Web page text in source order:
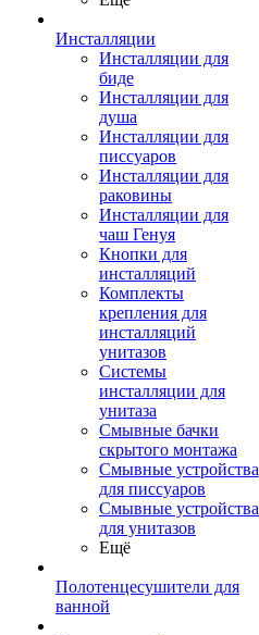
Инсталляции
Инсталляции для
биде
Инсталляции для
душа
Инсталляции для
писсуаров
Инсталляции для
раковины
Инсталляции для
чаш Генуя
Кнопки для
инсталляций
Комплекты
крепления для
инсталляций
унитазов
Системы
инсталляции для
унитаза
Смывные бачки
скрытого монтажа
Смывные устройства
для писсуаров
Смывные устройства
для унитазов
Ещё
Полотенцесушители для
ванной